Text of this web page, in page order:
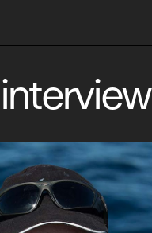
interview